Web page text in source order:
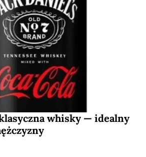
klasyczna whisky — idealny